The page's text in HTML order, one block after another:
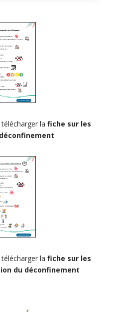
télécharger lafiche sur les
télécharger lafiche sur les
du déconfinement